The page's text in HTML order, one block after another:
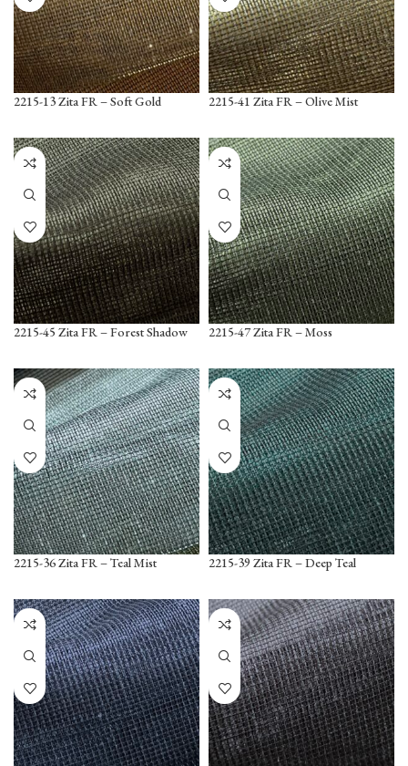
2215-13 Zita FR – Soft Gold 2215-41 Zita FR – Olive Mist
2215-45 Zita FR – Forest Shadow 2215-47 Zita FR – Moss
2215-36 Zita FR – Teal Mist 2215-39 Zita FR – Deep Teal